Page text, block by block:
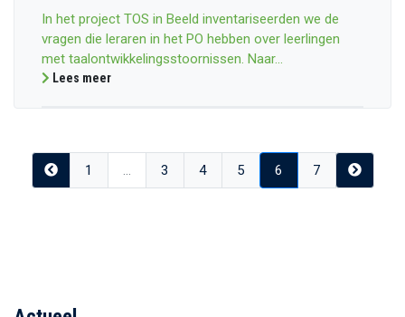
In het project TOS in Beeld inventariseerden we de
vragen die leraren in het PO hebben over leerlingen
met taalontwikkelingsstoornissen. Naar...
Lees meer
Previous
1 ... 3 4 5 6 7 Next